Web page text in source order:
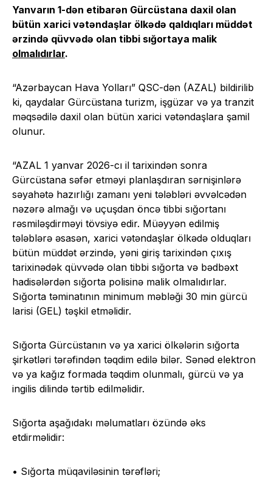
Yanvarın 1-dən etibarən Gürcüstana daxil olan
bütün xarici vətəndaşlar ölkədə qaldıqları müddət
ərzində qüvvədə olan tibbi sığortaya malik
olmalıdırlar.
“Azərbaycan Hava Yolları” QSC-dən (AZAL) bildirilib
ki, qaydalar Gürcüstana turizm, işgüzar və ya tranzit
məqsədilə daxil olan bütün xarici vətəndaşlara şamil
olunur.
“AZAL 1 yanvar 2026-cı il tarixindən sonra
Gürcüstana səfər etməyi planlaşdıran sərnişinlərə
səyahətə hazırlığı zamanı yeni tələbləri əvvəlcədən
nəzərə almağı və uçuşdan öncə tibbi sığortanı
rəsmiləşdirməyi tövsiyə edir. Müəyyən edilmiş
tələblərə əsasən, xarici vətəndaşlar ölkədə olduqları
bütün müddət ərzində, yəni giriş tarixindən çıxış
tarixinədək qüvvədə olan tibbi sığorta və bədbəxt
hadisələrdən sığorta polisinə malik olmalıdırlar.
Sığorta təminatının minimum məbləği 30 min gürcü
larisi (GEL) təşkil etməlidir.
Sığorta Gürcüstanın və ya xarici ölkələrin sığorta
şirkətləri tərəfindən təqdim edilə bilər. Sənəd elektron
və ya kağız formada təqdim olunmalı, gürcü və ya
ingilis dilində tərtib edilməlidir.
Sığorta aşağıdakı məlumatları özündə əks
etdirməlidir:
• Sığorta müqaviləsinin tərəfləri;